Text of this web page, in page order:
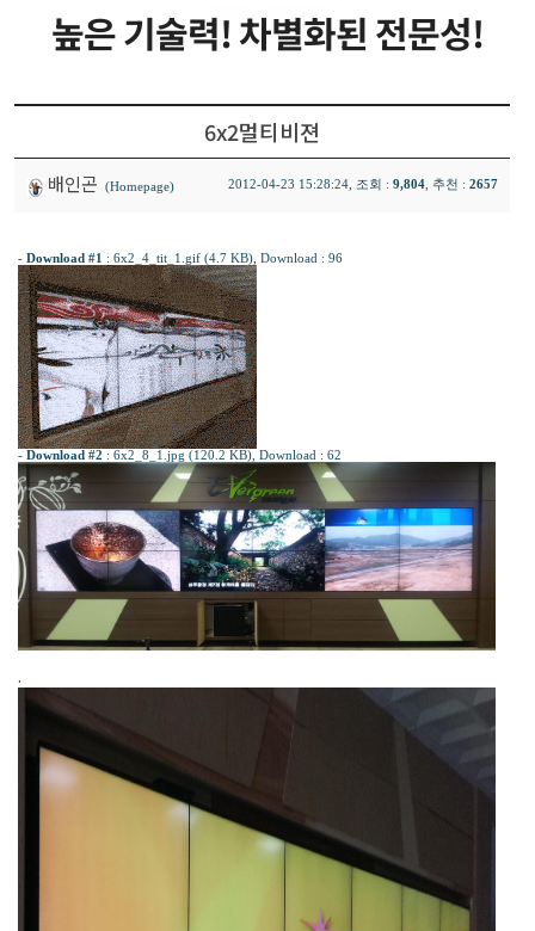
높은 기술력! 차별화된 전문성!
6x2멀티비젼
배인곤 (Homepage) 2012-04-23 15:28:24, 조회 : 9,804 , 추천 : 2657
- Download #1 : 6x2_4_tit_1.gif (4.7 KB) , Download : 96
- Download #2 : 6x2_8_1.jpg (120.2 KB) , Download : 62
.